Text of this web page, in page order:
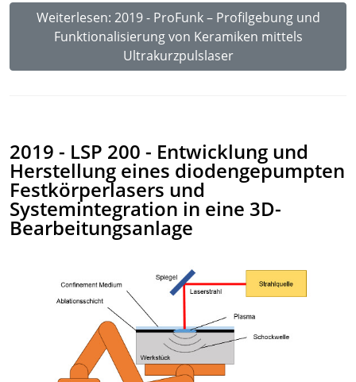
Weiterlesen: 2019 - ProFunk – Profilgebung und
Funktionalisierung von Keramiken mittels
Ultrakurzpulslaser
2019 - LSP 200 - Entwicklung und
Herstellung eines diodengepumpten
Festkörperlasers und
Systemintegration in eine 3D-
Bearbeitungsanlage